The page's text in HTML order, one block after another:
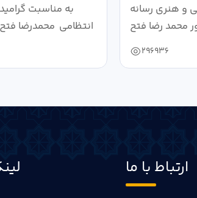
به مناسبت
انتظامی محمدرضا فتح
و هنری رسانه
محمد رضا فتح
296936
ارتباط با ما